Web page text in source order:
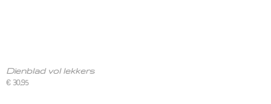
Dienblad vol lekkers
€ 30,95